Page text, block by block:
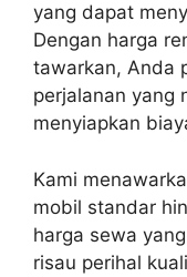
yang dapat
Dengan harga
tawarkan, Anda
perjalanan yang
menyiapkan
Kami
mobil standar
harga sewa
risau perihal